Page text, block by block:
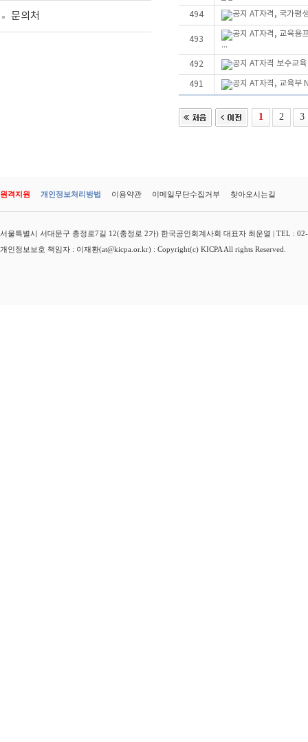
문의처 494 AT자격, 국가평
493
AT자격, 교육용
...
492 AT자격 보수교
491 AT자격, 교육부
1 2 3
원격지원 개인정보처리방법 이용약관 이메일무단수집거부 찾아오시는길
서울특별시 서대문구 충정로7길 12(충정로 2가) 한국공인회계사회 대표자 최운열 | TEL :
개인정보보호 책임자 : 이재환(at@kicpa.or.kr) : Copyright(c) KICPA All rights Reserved.